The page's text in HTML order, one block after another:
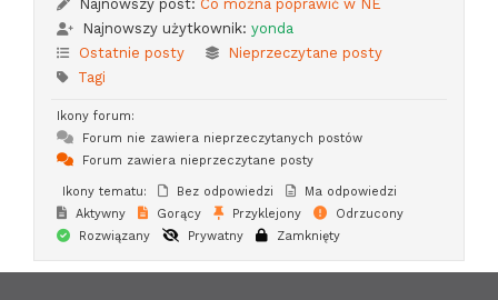
Najnowszy post: Co można poprawić w NE
Najnowszy użytkownik: yonda
Ostatnie posty
Nieprzeczytane posty
Tagi
Ikony forum:
Forum nie zawiera nieprzeczytanych postów
Forum zawiera nieprzeczytane posty
Ikony tematu: Bez odpowiedzi
Ma odpowiedzi
Aktywny
Gorący Przyklejony
Odrzucony
Rozwiązany
Prywatny Zamknięty